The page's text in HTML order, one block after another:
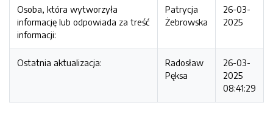
Osoba, która wytworzyła
informację lub odpowiada za treść
informacji:
Patrycja
Żebrowska
26-03-
2025
Ostatnia aktualizacja:
Radosław
Pęksa
26-03-
2025
08:41:29